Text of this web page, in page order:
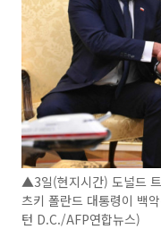
▲3일(현지시간) 도널드
츠키 폴란드 대통령이 백
턴 D.C./AFP연합뉴스)